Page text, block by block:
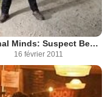
Criminal Minds: Suspect Behavior
16 février 2011